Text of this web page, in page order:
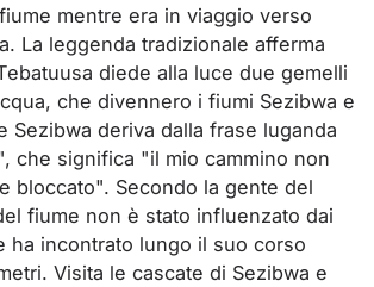
mentre era in viaggio verso
La leggenda tradizionale afferma
diede alla luce due gemelli
che divennero i fiumi Sezibwa e
Sezibwa deriva dalla frase luganda
che significa "il mio cammino non
bloccato". Secondo la gente del
fiume non è stato influenzato dai
ha incontrato lungo il suo corso
Visita le cascate di Sezibwa e